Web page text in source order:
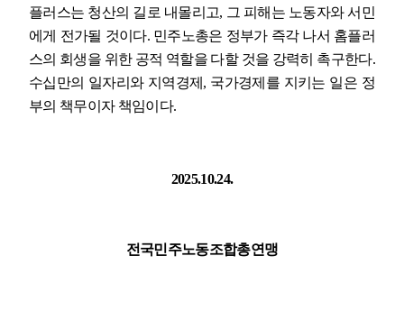
플러스는 청산의 길로 내몰리고, 그 피해는 노동자와 서민
에게 전가될 것이다. 민주노총은 정부가 즉각 나서 홈플러
스의 회생을 위한 공적 역할을 다할 것을 강력히 촉구한다.
수십만의 일자리와 지역경제 , 국가경제를 지키는 일은 정
부의 책무이자 책임이다.
2025.10.24.
전국민주노동조합총연맹